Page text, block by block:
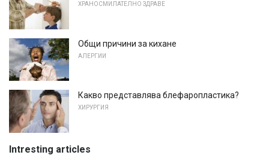
ХРАНОСМИЛАТЕЛНО ЗДРАВЕ
Общи причини за кихане
АЛЕРГИИ
Какво представлява блефаропластика?
ХИРУРГИЯ
Intresting articles